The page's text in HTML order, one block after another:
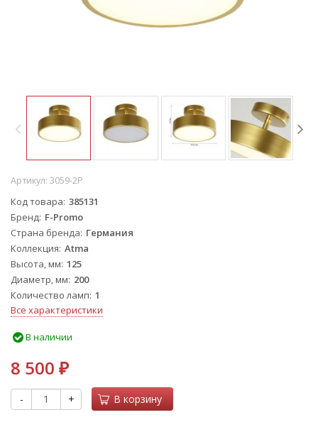
Артикул: 3059-2P
Код товара 385131
Бренд F-Promo
Страна бренда Германия
Коллекция Atma
Высота, мм 125
Диаметр, мм 200
Количество ламп 1
Все характеристики
В наличии
8 500 ₽
- + В корзину